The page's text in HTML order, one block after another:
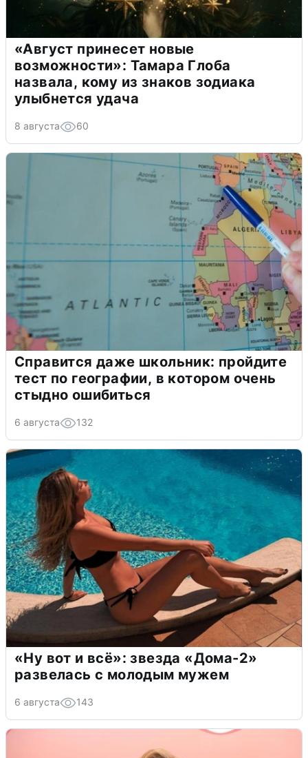
«Август принесет новые
возможности»: Тамара Глоба
назвала, кому из знаков зодиака
улыбнется удача
8 августа 60
Справится даже школьник: пройдите
тест по географии, в котором очень
стыдно ошибиться
6 августа 132
«Ну вот и всё»: звезда «Дома-2»
развелась с молодым мужем
6 августа 143